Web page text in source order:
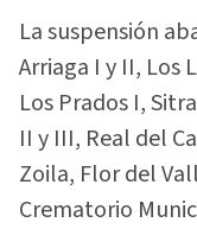
La suspensión
Arriaga I y II, Los
Los Prados I,
II y III, Real del
Zoila, Flor del
Crematorio